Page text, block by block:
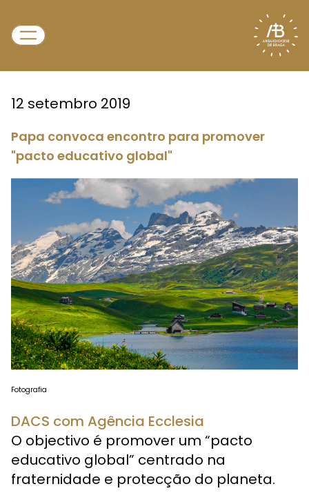
12 setembro 2019
Papa convoca encontro para promover
"pacto educativo global"
Fotografia
DACS com Agência Ecclesia
O objectivo é promover um “pacto
educativo global” centrado na
fraternidade e protecção do planeta.